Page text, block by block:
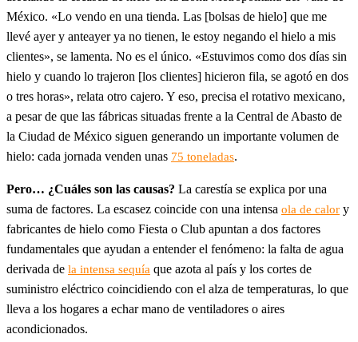
México. «Lo vendo en una tienda. Las [bolsas de hielo] que me
llevé ayer y anteayer ya no tienen, le estoy negando el hielo a mis
clientes», se lamenta. No es el único. «Estuvimos como dos días sin
hielo y cuando lo trajeron [los clientes] hicieron fila, se agotó en dos
o tres horas», relata otro cajero. Y eso, precisa el rotativo mexicano,
a pesar de que las fábricas situadas frente a la Central de Abasto de
la Ciudad de México siguen generando un importante volumen de
hielo: cada jornada venden unas 75 toneladas.
Pero… ¿Cuáles son las causas? La carestía se explica por una
suma de factores. La escasez coincide con una intensa ola de calor y
fabricantes de hielo como Fiesta o Club apuntan a dos factores
fundamentales que ayudan a entender el fenómeno: la falta de agua
derivada de la intensa sequía que azota al país y los cortes de
suministro eléctrico coincidiendo con el alza de temperaturas, lo que
lleva a los hogares a echar mano de ventiladores o aires
acondicionados.